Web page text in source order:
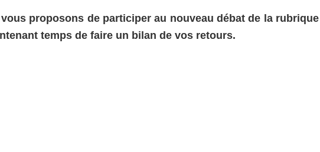
proposons de participer au nouveau débat de la rubrique
temps de faire un bilan de vos retours.